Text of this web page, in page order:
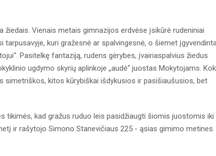
Vienais metais gimnazijos erdvėse įsikūrė rudeniniai
kuri gražesnė ar spalvingesnė, o šiemet
Pasitelkę fantaziją, rudens gėrybes, įvairiaspalvius žiedus
ugdymo skyrių aplinkoje „audė“ juostas Mokytojams.
kitos kūrybiškai išdykusios ir pasišiaušusios, bet
tikimės, kad gražus ruduo leis pasidžiaugti šiomis juostomis iki
ir rašytojo Simono Stanevičiaus 225 - ąsias gimimo